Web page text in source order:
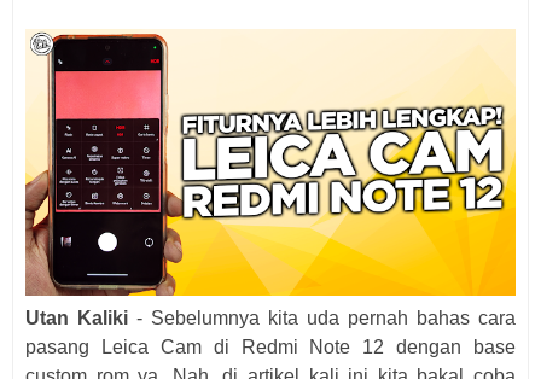
Utan Kaliki - Sebelumnya kita uda pernah bahas cara
pasang Leica Cam di Redmi Note 12 dengan base